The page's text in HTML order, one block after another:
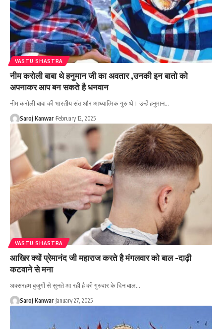
VASTU SHASTRA
नीम करोली बाबा थे हनुमान जी का अवतार ,उनकी इन बातो को
अपनाकर आप बन सकते है धनवान
नीम करोली बाबा की भारतीय संत और आध्यात्मिक गुरु थे। उन्हें हनुमान…
Saroj Kanwar February 12, 2025
VASTU SHASTRA
आखिर क्यों प्रेमानंद जी महाराज करते है मंगलवार को बाल -दाढ़ी
कटवाने से मना
अक्सरहम बुजुर्गो से सुनते आ रही है की गुरुवार के दिन बाल…
Saroj Kanwar January 27, 2025